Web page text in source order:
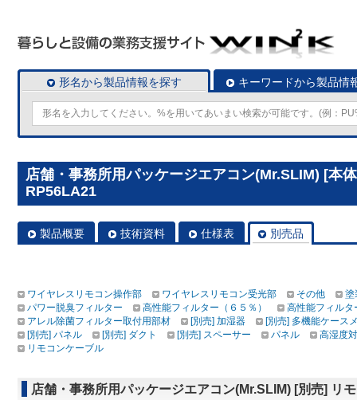
形名から製品情報を探す キーワードから製品情
店舗・事務所用パッケージエアコン(Mr.SLIM) [本
RP56LA21
製品概要 技術資料 仕様表 別売品
ワイヤレスリモコン操作部 ワイヤレスリモコン受光部 その他
塗
パワー脱臭フィルター
高性能フィルター（６５％）
高性能フィルタ
アレル除菌フィルター取付用部材
[別売] 加湿器
[別売] 多機能ケース
[別売] パネル
[別売] ダクト [別売] スペーサー パネル
高湿度
リモコンケーブル
店舗・事務所用パッケージエアコン(Mr.SLIM) [別売] リ